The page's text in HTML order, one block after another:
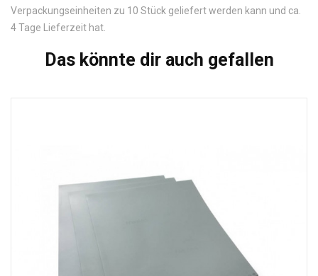
Verpackungseinheiten zu 10 Stück geliefert werden kann und ca.
4 Tage Lieferzeit hat.
Das könnte dir auch gefallen